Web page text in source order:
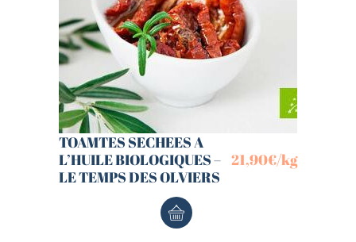
TOAMTES SECHEES A
L’HUILE BIOLOGIQUES –
LE TEMPS DES OLVIERS
21,90€/kg